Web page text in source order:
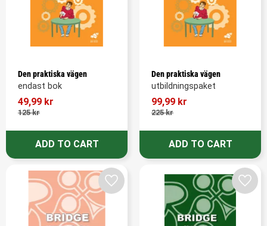
Den praktiska vägen
endast bok
49,99 kr
125kr
Den praktiska vägen
utbildningspaket
99,99 kr
225kr
Add to favorites Add